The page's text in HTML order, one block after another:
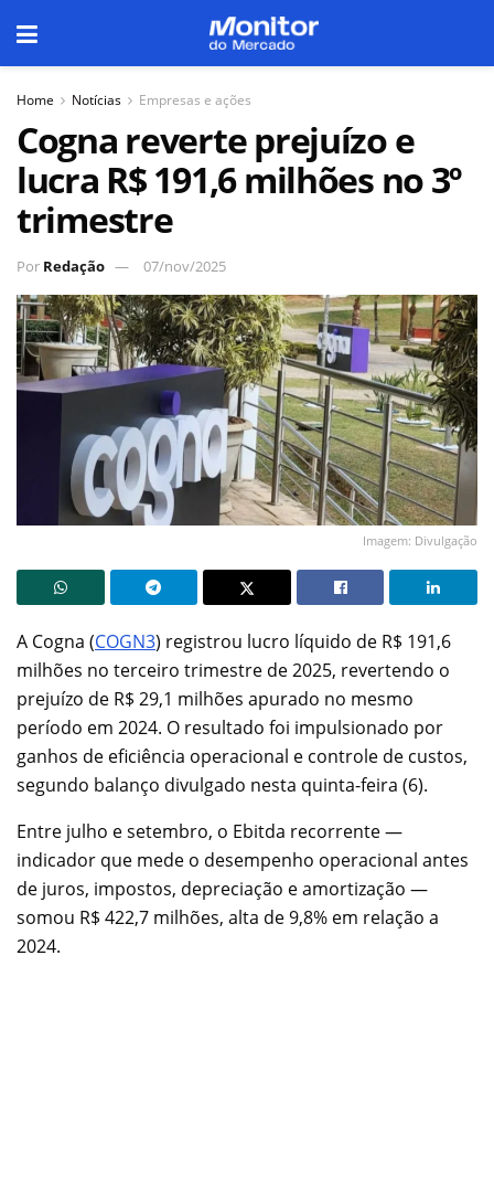
Home Notícias Empresas e ações
Cogna reverte prejuízo e
lucra R$ 191,6 milhões no 3º
trimestre
Por Redação 07/nov/2025
Imagem: Divulgação
A Cogna (COGN3) registrou lucro líquido de R$ 191,6
milhões no terceiro trimestre de 2025, revertendo o
prejuízo de R$ 29,1 milhões apurado no mesmo
período em 2024. O resultado foi impulsionado por
ganhos de eficiência operacional e controle de custos,
segundo balanço divulgado nesta quinta-feira (6).
Entre julho e setembro, o Ebitda recorrente —
indicador que mede o desempenho operacional antes
de juros, impostos, depreciação e amortização —
somou R$ 422,7 milhões, alta de 9,8% em relação a
2024.